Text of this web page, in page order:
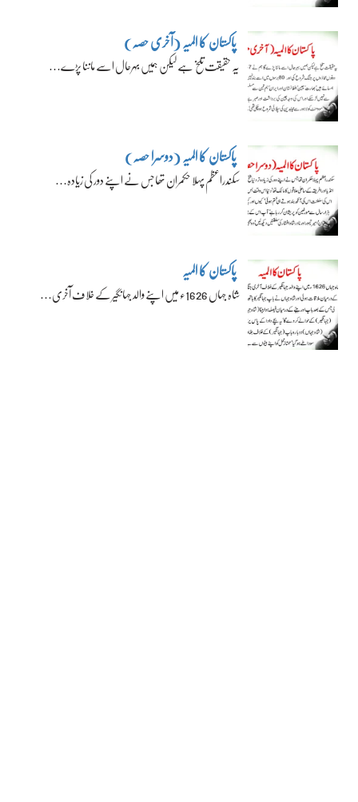
پاکستان کا المیہ (آخری حصہ)
یہ حقیقت تلخ ہے لیکن ہمیں بہرحال اسے ماننا پڑے…
پاکستان کا المیہ (دوسرا حصہ)
سکندراعظم پہلا حکمران تھا جس نے اپنے دور کی زیادہ…
پاکستان کا المیہ
شاہ جہاں 1626ء میں اپنے والد جہانگیر کے خلاف آخری…